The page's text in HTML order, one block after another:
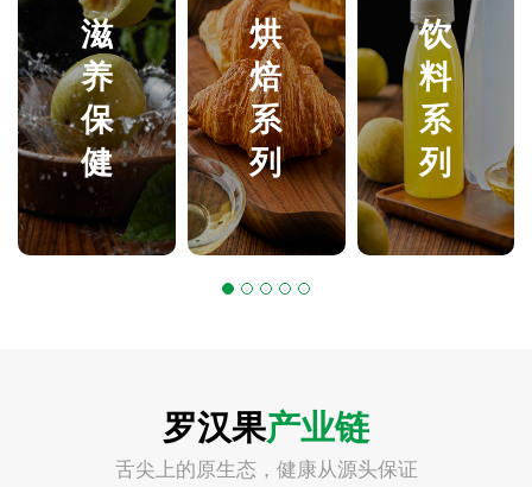
滋
养
保
健
烘
焙
系
列
饮
料
系
列
罗汉果产业链
舌尖上的原生态，健康从源头保证